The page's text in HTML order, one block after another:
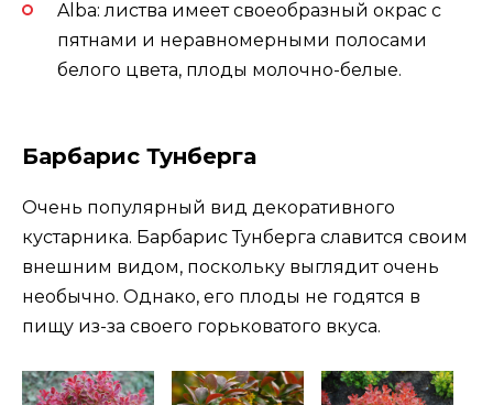
Alba: листва имеет своеобразный окрас с
пятнами и неравномерными полосами
белого цвета, плоды молочно-белые.
Барбарис Тунберга
Очень популярный вид декоративного
кустарника. Барбарис Тунберга славится своим
внешним видом, поскольку выглядит очень
необычно. Однако, его плоды не годятся в
пищу из-за своего горьковатого вкуса.